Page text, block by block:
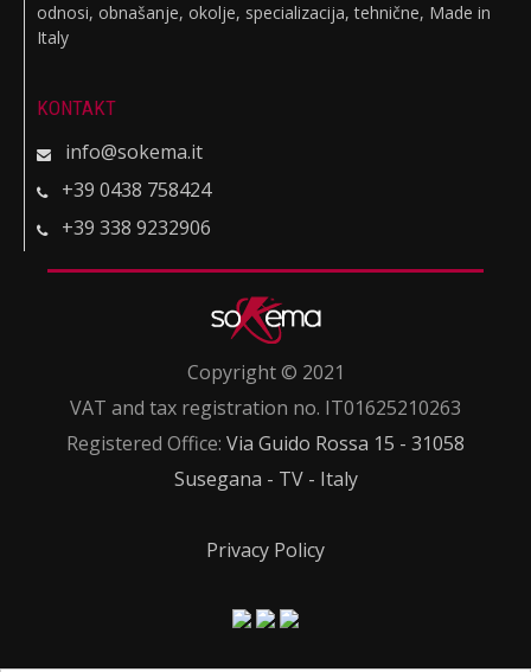
odnosi, obnašanje, okolje, specializacija, tehnične, Made in
Italy
KONTAKT
info@sokema.it
+39 0438 758424
+39 338 9232906
Copyright © 2021
VAT and tax registration no. IT01625210263
Registered Office: Via Guido Rossa 15 - 31058
Susegana - TV - Italy
Privacy Policy